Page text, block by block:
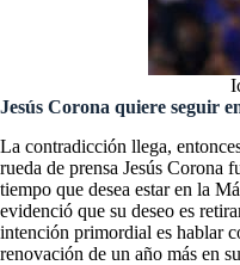
Jesús Corona quiere seguir
La contradicción llega,
rueda de prensa Jesús Corona
tiempo que desea estar en la
evidenció que su deseo es
intención primordial es hablar
renovación de un año más en